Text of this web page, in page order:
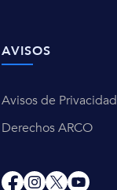
AVISOS
Avisos de Privacidad
Derechos ARCO